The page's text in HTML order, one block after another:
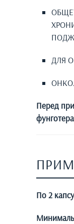
ДЛЯ
Перед
По 2